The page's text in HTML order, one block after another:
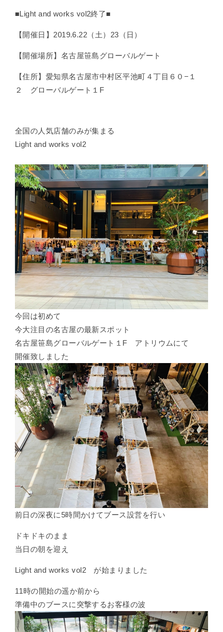
■Light and works vol2終了■
【開催日】2019.6.22（土）23（日）
【開催場所】名古屋笹島グローバルゲート
【住所】愛知県名古屋市中村区平池町４丁目６０−１
２ グローバルゲート１F
全国の人気店舗のみが集まる
Light and works vol2
今回は初めて
今大注目の名古屋の最新スポット
名古屋笹島グローバルゲート１F アトリウムにて
開催致しました
前日の深夜に5時間かけてブース設営を行い
ドキドキのまま
当日の朝を迎え
Light and works vol2 が始まりました
11時の開始の遥か前から
準備中のブースに突撃するお客様の波